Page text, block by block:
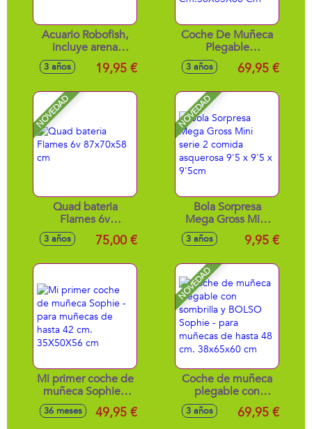
Acuario Robofish,
incluye arena
mágica y un pez
exclusivo
3 años 19,95 €
Coche De Muñeca
Plegable
VeronaCon
Sombrilla.Para
48 Cm.38X65X60
3 años 69,95 €
NOVEDAD
Quad bateria
Flames 6v
87x70x58 cm
3 años 75,00 €
NOVEDAD
Bola Sorpresa
Mega Gross Mini
serie 2 comida
asquerosa 9'5 x 9'5
3 años 9,95 €
Mi primer coche de
muñeca Sophie -
para muñecas de
hasta 42 cm.
36 meses 49,95 €
NOVEDAD
Coche de muñeca
plegable con
sombrilla y BOLSO
Sophie - para
3 años 69,95 €